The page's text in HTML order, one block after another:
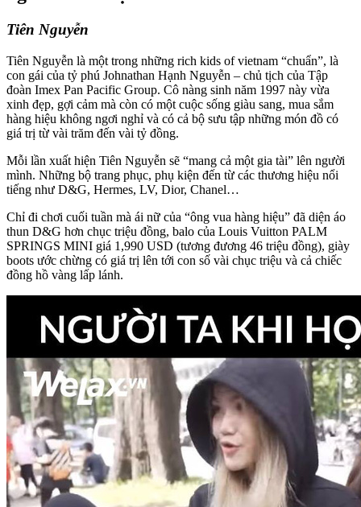
Tiên Nguyễn
Tiên Nguyễn là một trong những rich kids of vietnam “chuẩn”, là
con gái của tỷ phú Johnathan Hạnh Nguyễn – chủ tịch của Tập
đoàn Imex Pan Pacific Group. Cô nàng sinh năm 1997 này vừa
xinh đẹp, gợi cảm mà còn có một cuộc sống giàu sang, mua sắm
hàng hiệu không ngơi nghỉ và có cả bộ sưu tập những món đồ có
giá trị từ vài trăm đến vài tỷ đồng.
Mỗi lần xuất hiện Tiên Nguyễn sẽ “mang cả một gia tài” lên người
mình. Những bộ trang phục, phụ kiện đến từ các thương hiệu nổi
tiếng như D&G, Hermes, LV, Dior, Chanel…
Chỉ đi chơi cuối tuần mà ái nữ của “ông vua hàng hiệu” đã diện áo
thun D&G hơn chục triệu đồng, balo của Louis Vuitton PALM
SPRINGS MINI giá 1,990 USD (tương đương 46 triệu đồng), giày
boots ước chừng có giá trị lên tới con số vài chục triệu và cả chiếc
đồng hồ vàng lấp lánh.